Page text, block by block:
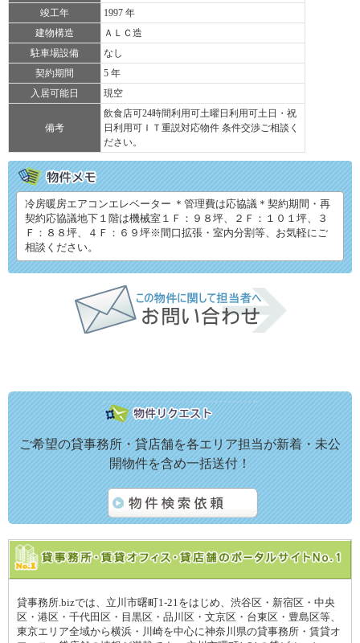
竣工年
1997 年
建物構造
ＡＬＣ造
駐車場設備
なし
契約期間
5 年
入居可能日
現空
備考
飲食店可24時間利用可土曜日利用可土日・祝
日利用可ＩＴ重説対応物件 条件交渉ご相談く
ださい。
冷房暖房エアコンエレベーター ＊管理費は応協議＊契約期間・再
契約応協議地下１階は機械室１Ｆ：９８坪、２Ｆ：１０１坪、３
Ｆ：８８坪、４Ｆ：６９坪※間口拡張・室内分割等、お気軽にご
相談ください。
ご希望の貸事務所・貸店舗を各エリア担当が新着・未公
開物件を含め一括送付！
貸事務所.bizでは、立川市曙町1-21をはじめ、渋谷区・新宿区・中央
区・港区・千代田区・目黒区・品川区・文京区・台東区・豊島区等、
東京エリア全域から横浜・川崎を中心に神奈川県の貸事務所・賃貸オ